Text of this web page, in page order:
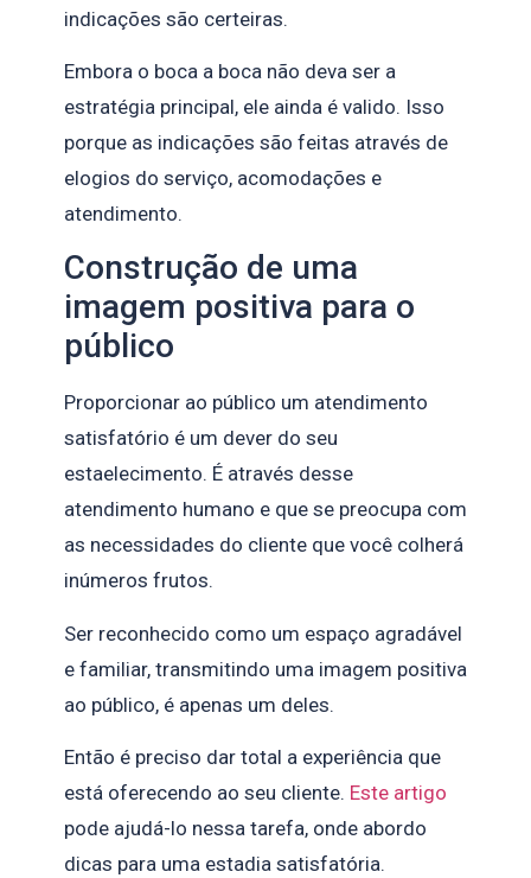
indicações são certeiras.
Embora o boca a boca não deva ser a
estratégia principal, ele ainda é valido. Isso
porque as indicações são feitas através de
elogios do serviço, acomodações e
atendimento.
Construção de uma
imagem positiva para o
público
Proporcionar ao público um atendimento
satisfatório é um dever do seu
estaelecimento. É através desse
atendimento humano e que se preocupa com
as necessidades do cliente que você colherá
inúmeros frutos.
Ser reconhecido como um espaço agradável
e familiar, transmitindo uma imagem positiva
ao público, é apenas um deles.
Então é preciso dar total a experiência que
está oferecendo ao seu cliente. Este artigo
pode ajudá-lo nessa tarefa, onde abordo
dicas para uma estadia satisfatória.